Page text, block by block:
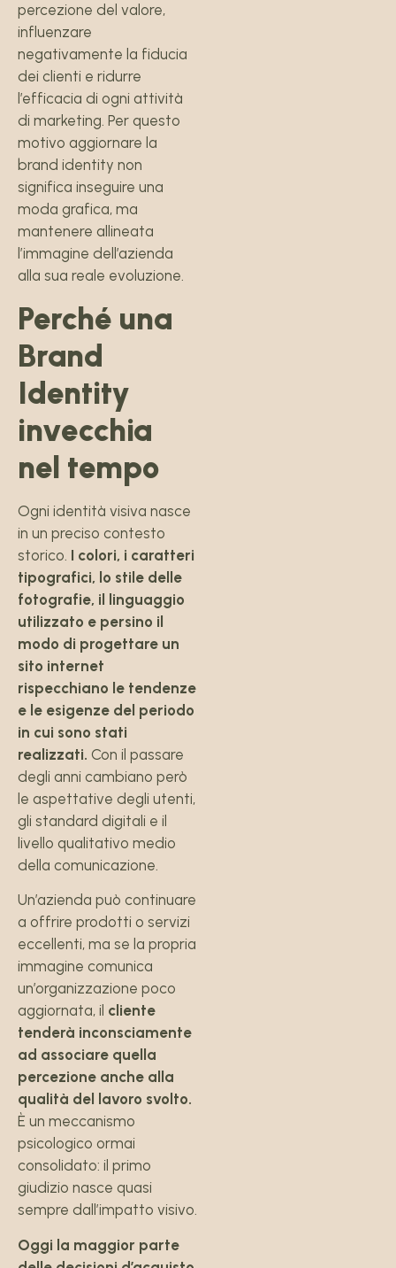
percezione del valore,
influenzare
negativamente la fiducia
dei clienti e ridurre
l’efficacia di ogni attività
di marketing. Per questo
motivo aggiornare la
brand identity non
significa inseguire una
moda grafica, ma
mantenere allineata
l’immagine dell’azienda
alla sua reale evoluzione.
Perché una
Brand
Identity
invecchia
nel tempo
Ogni identità visiva nasce
in un preciso contesto
storico. I colori, i caratteri
tipografici, lo stile delle
fotografie, il linguaggio
utilizzato e persino il
modo di progettare un
sito internet
rispecchiano le tendenze
e le esigenze del periodo
in cui sono stati
realizzati. Con il passare
degli anni cambiano però
le aspettative degli utenti,
gli standard digitali e il
livello qualitativo medio
della comunicazione.
Un’azienda può continuare
a offrire prodotti o servizi
eccellenti, ma se la propria
immagine comunica
un’organizzazione poco
aggiornata, il cliente
tenderà inconsciamente
ad associare quella
percezione anche alla
qualità del lavoro svolto.
È un meccanismo
psicologico ormai
consolidato: il primo
giudizio nasce quasi
sempre dall’impatto visivo.
Oggi la maggior parte